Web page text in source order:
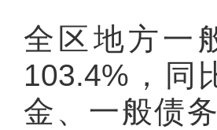
全区地方一
103.4%，同
金、一般债